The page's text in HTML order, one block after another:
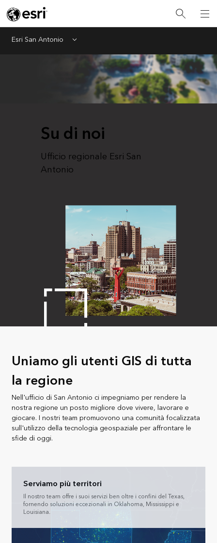
Esri San Antonio Menu
Su di noi
Ufficio regionale Esri San
Antonio
Uniamo gli utenti GIS di tutta
la regione
Nell'ufficio di San Antonio ci impegniamo per rendere la
nostra regione un posto migliore dove vivere, lavorare e
giocare. I nostri team promuovono una comunità focalizzata
sull'utilizzo della tecnologia geospaziale per affrontare le
sfide di oggi.
Serviamo più territori
Il nostro team offre i suoi servizi ben oltre i confini del Texas,
fornendo soluzioni eccezionali in Oklahoma, Mississippi e
Louisiana.